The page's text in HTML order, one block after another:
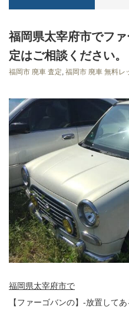
福岡県太宰府市でフ
定はご相談ください。
福岡市 廃車 査定, 福岡市 廃車 無料レ
福岡県太宰府市で
【ファーゴバンの】-放置して